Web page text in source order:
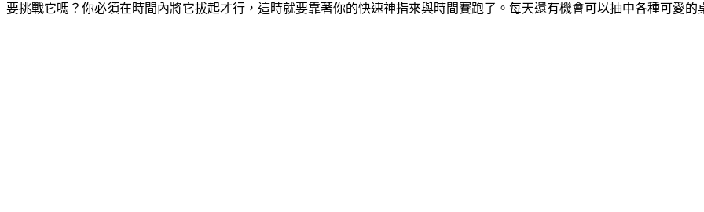
要挑戰它嗎？你必須在時間內將它拔起才行，這時就要靠著你的快速神指來與時間賽跑了。每天還有機會可以抽中各種可愛的